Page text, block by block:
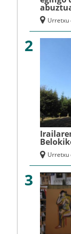
Urretxu
2
Urretxu
3